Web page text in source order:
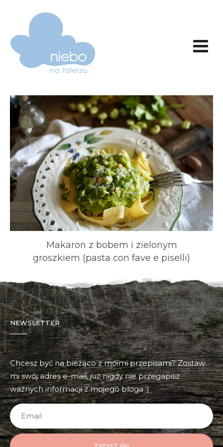
Makaron z bobem i zielonym
groszkiem (pasta con fave e piselli)
NEWSLETTER
Chcesz być na bieżąco z moimi przepisami? Zostaw
mi swój adres e-mail, już nigdy nie przegapisz
ważnych informacji z mojego bloga :)